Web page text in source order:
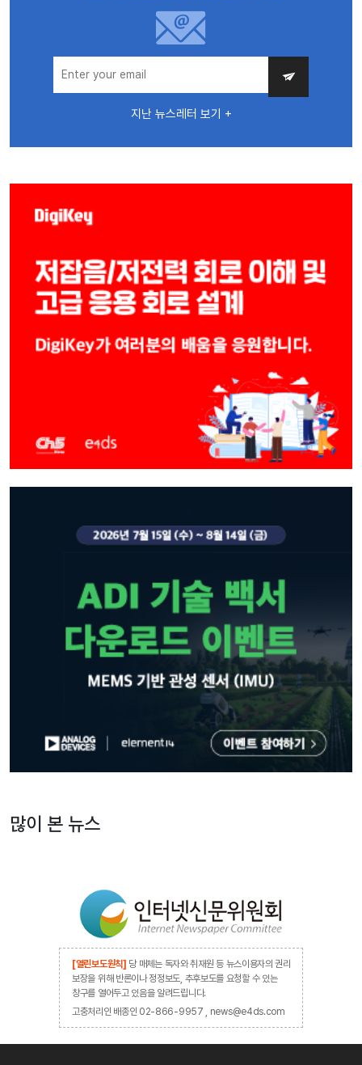
지난 뉴스레터 보기 +
많이 본 뉴스
[열린보도원칙] 당 매체는 독자와 취재원 등 뉴스이용자의 권리
보장을 위해 반론이나 정정보도, 추후보도를 요청할 수 있는
창구를 열어두고 있음을 알려드립니다.
고충처리인 배종인 02-866-9957 , news@e4ds.com